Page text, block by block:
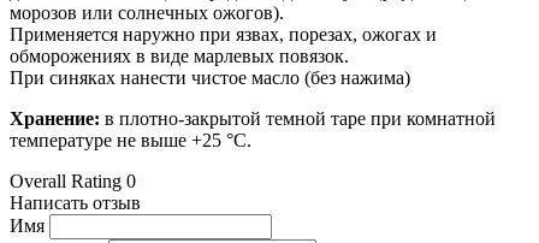
морозов или солнечных ожогов).
Применяется наружно при язвах, порезах, ожогах и
обморожениях в виде марлевых повязок.
При синяках нанести чистое масло (без нажима)
Хранение: в плотно-закрытой темной таре при комнатной
температуре не выше +25 °С.
Overall Rating 0
Написать отзыв
Имя